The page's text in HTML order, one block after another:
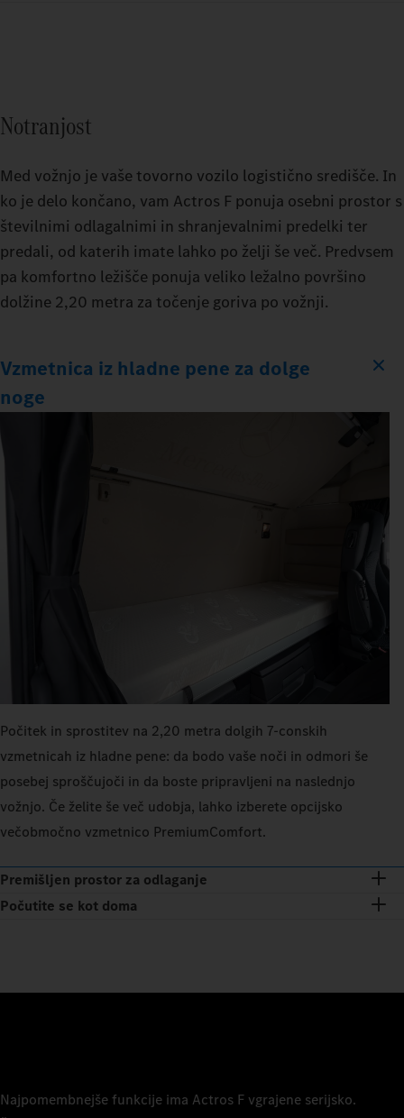
Notranjost
Med vožnjo je vaše tovorno vozilo logistično središče. In
ko je delo končano, vam Actros F ponuja osebni prostor s
številnimi odlagalnimi in shranjevalnimi predelki ter
predali, od katerih imate lahko po želji še več. Predvsem
pa komfortno ležišče ponuja veliko ležalno površino
dolžine 2,20 metra za točenje goriva po vožnji.
Vzmetnica iz hladne pene za dolge
noge
Počitek in sprostitev na 2,20 metra dolgih 7-conskih
vzmetnicah iz hladne pene: da bodo vaše noči in odmori še
posebej sproščujoči in da boste pripravljeni na naslednjo
vožnjo. Če želite še več udobja, lahko izberete opcijsko
večobmočno vzmetnico PremiumComfort.
Premišljen prostor za odlaganje
Počutite se kot doma
Najpomembnejše funkcije ima Actros F vgrajene serijsko.